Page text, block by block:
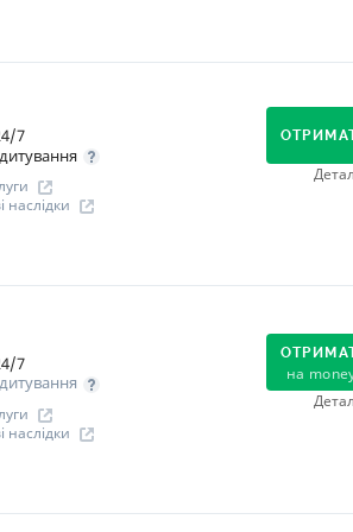
Онлайн (через сайт або інтернет-банкінг)
Оплата на розрахунковий рахунок
Через термінали самообслуговування
НБУ
7
Оплата на розрахунковий рахунок
Онлайн (через сайт або інтернет-банкінг)
НБУ
переоформлена 07.03.2024 р.
7
на